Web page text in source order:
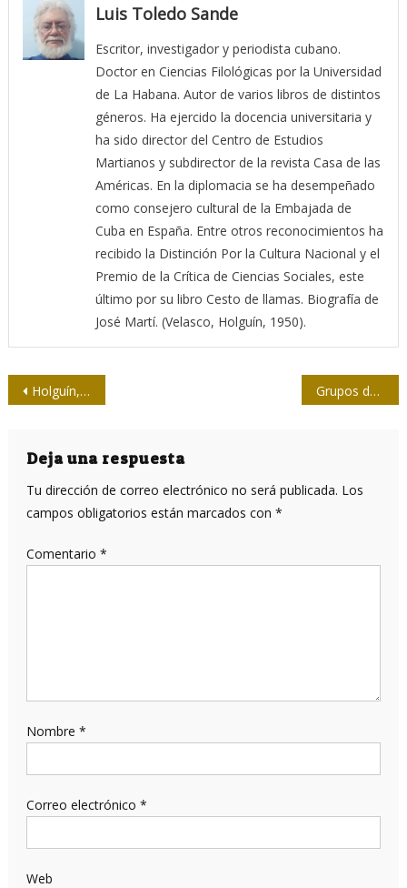
Luis Toledo Sande
Escritor, investigador y periodista cubano.
Doctor en Ciencias Filológicas por la Universidad
de La Habana. Autor de varios libros de distintos
géneros. Ha ejercido la docencia universitaria y
ha sido director del Centro de Estudios
Martianos y subdirector de la revista Casa de las
Américas. En la diplomacia se ha desempeñado
como consejero cultural de la Embajada de
Cuba en España. Entre otros reconocimientos ha
recibido la Distinción Por la Cultura Nacional y el
Premio de la Crítica de Ciencias Sociales, este
último por su libro Cesto de llamas. Biografía de
José Martí. (Velasco, Holguín, 1950).
Navegación
entradas
Holguín, sede de la edición 34 del Festival Nacional de la Radio Cubana Grupos de WhatsApp
Deja una respuesta
Tu dirección de correo electrónico no será publicada. Los
campos obligatorios están marcados con *
Comentario *
Nombre *
Correo electrónico *
Web